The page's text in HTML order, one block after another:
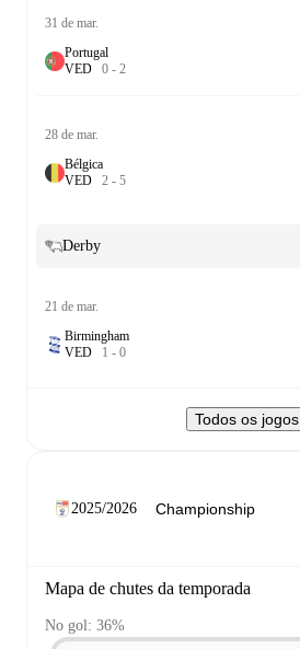
31 de mar.
Portugal
VED 0 - 2
28 de mar.
Bélgica
VED 2 - 5
Derby
21 de mar.
Birmingham
VED 1 - 0
Todos os jogos
2025/2026
Mapa de chutes da temporada
No gol: 36%